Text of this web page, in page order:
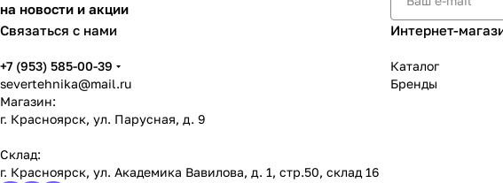
на новости и акции
Связаться с нами
+7 (953) 585-00-39
severtehnika@mail.ru
Магазин:
г. Красноярск, ул. Парусная, д. 9
Склад:
г. Красноярск, ул. Академика Вавилова, д. 1, стр.50, склад 16
Интернет-
Каталог
Бренды